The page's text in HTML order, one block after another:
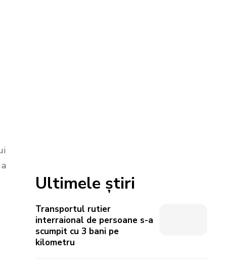
Ultimele știri
Transportul rutier
interraional de persoane s-a
scumpit cu 3 bani pe
kilometru